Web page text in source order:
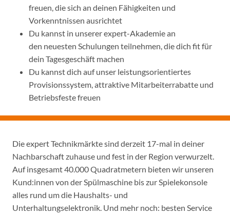
freuen, die sich an deinen Fähigkeiten und
Vorkenntnissen ausrichtet
Du kannst in unserer expert-Akademie an
den neuesten Schulungen teilnehmen, die dich fit für
dein Tagesgeschäft machen
Du kannst dich auf unser leistungsorientiertes
Provisionssystem, attraktive Mitarbeiterrabatte und
Betriebsfeste freuen
Die expert Technikmärkte sind derzeit 17-mal in deiner
Nachbarschaft zuhause und fest in der Region verwurzelt.
Auf insgesamt 40.000 Quadratmetern bieten wir unseren
Kund:innen von der Spülmaschine bis zur Spielekonsole
alles rund um die Haushalts- und
Unterhaltungselektronik. Und mehr noch: besten Service